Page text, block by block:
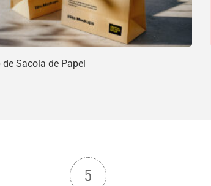
Sacola de Papel
5